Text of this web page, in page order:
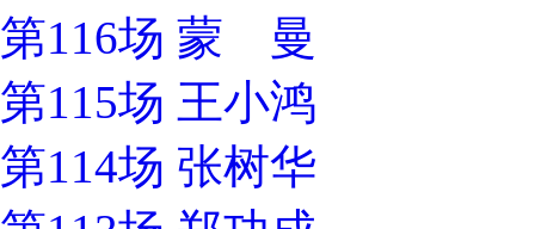
第116场 蒙 曼
第115场 王小鸿
第114场 张树华